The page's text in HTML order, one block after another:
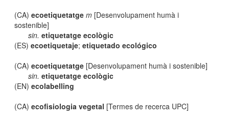
(CA)ecoetiquetatge m [Desenvolupament humà i
sostenible]
sin. etiquetatge ecològic
(ES)ecoetiquetaje;etiquetado ecológico
(CA)ecoetiquetatge [Desenvolupament humà i sostenible]
sin. etiquetatge ecològic
(EN)ecolabelling
(CA)ecofisiologia vegetal [Termes de recerca UPC]